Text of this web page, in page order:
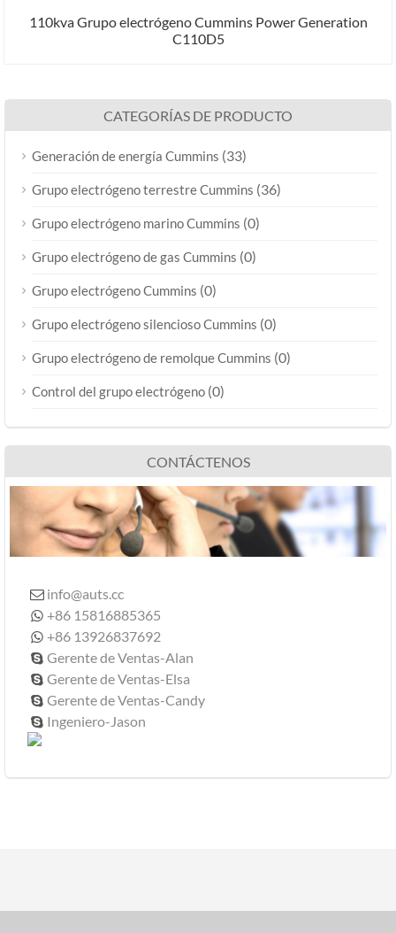
110kva Grupo electrógeno Cummins Power Generation
C110D5
CATEGORÍAS DE PRODUCTO
Generación de energía Cummins (33)
Grupo electrógeno terrestre Cummins (36)
Grupo electrógeno marino Cummins (0)
Grupo electrógeno de gas Cummins (0)
Grupo electrógeno Cummins (0)
Grupo electrógeno silencioso Cummins (0)
Grupo electrógeno de remolque Cummins (0)
Control del grupo electrógeno (0)
CONTÁCTENOS
 info@auts.cc
 +86 15816885365
 +86 13926837692
 Gerente de Ventas-Alan
 Gerente de Ventas-Elsa
 Gerente de Ventas-Candy
 Ingeniero-Jason